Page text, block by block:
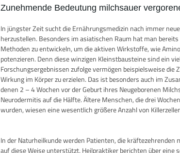
Zunehmende Bedeutung milchsauer
In jüngster Zeit sucht die Ernährungsmedizin nach immer
herzustellen. Besonders im asiatischen Raum hat man
Methoden zu entwickeln, um die aktiven Wirkstoffe, wie
potenzieren. Denn diese winzigen Kleinstbausteine sind ein
Forschungsergebnissen zufolge vermögen beispielsweise
Wirkung im Körper zu erzielen. Das ist besonders auch im
denen 2 – 4 Wochen vor der Geburt ihres Neugeborenen
Neurodermitis auf die Hälfte. Ältere Menschen, die drei
wurden, wiesen eine wesentlich größere Anzahl von
In der Naturheilkunde werden Patienten, die
auf diese Weise unterstützt. Heilpraktiker berichten über eine